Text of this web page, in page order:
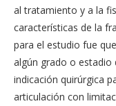
al tratamiento y a la
características de la
para el estudio fue
algún grado o estadio
indicación quirúrgica
articulación con